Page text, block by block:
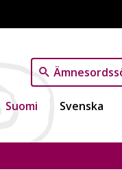
Suomi Svenska